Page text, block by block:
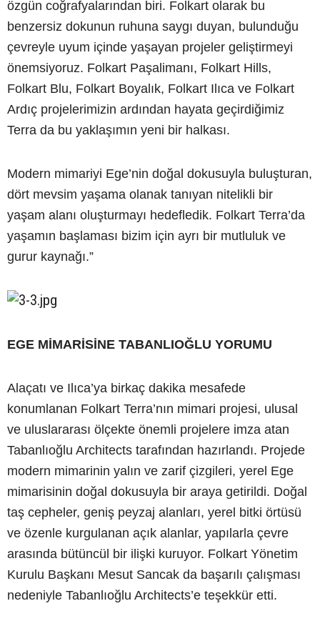
özgün coğrafyalarından biri. Folkart olarak bu
benzersiz dokunun ruhuna saygı duyan, bulunduğu
çevreyle uyum içinde yaşayan projeler geliştirmeyi
önemsiyoruz. Folkart Paşalimanı, Folkart Hills,
Folkart Blu, Folkart Boyalık, Folkart Ilıca ve Folkart
Ardıç projelerimizin ardından hayata geçirdiğimiz
Terra da bu yaklaşımın yeni bir halkası.
Modern mimariyi Ege’nin doğal dokusuyla buluşturan,
dört mevsim yaşama olanak tanıyan nitelikli bir
yaşam alanı oluşturmayı hedefledik. Folkart Terra’da
yaşamın başlaması bizim için ayrı bir mutluluk ve
gurur kaynağı.”
EGE MİMARİSİNE TABANLIOĞLU YORUMU
Alaçatı ve Ilıca’ya birkaç dakika mesafede
konumlanan Folkart Terra’nın mimari projesi, ulusal
ve uluslararası ölçekte önemli projelere imza atan
Tabanlıoğlu Architects tarafından hazırlandı. Projede
modern mimarinin yalın ve zarif çizgileri, yerel Ege
mimarisinin doğal dokusuyla bir araya getirildi. Doğal
taş cepheler, geniş peyzaj alanları, yerel bitki örtüsü
ve özenle kurgulanan açık alanlar, yapılarla çevre
arasında bütüncül bir ilişki kuruyor. Folkart Yönetim
Kurulu Başkanı Mesut Sancak da başarılı çalışması
nedeniyle Tabanlıoğlu Architects’e teşekkür etti.